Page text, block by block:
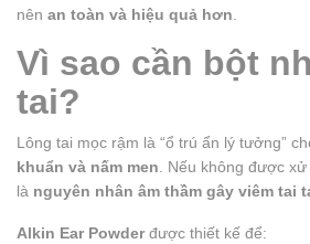
nên an toàn và hiệu quả hơn
Vì sao cần bột
tai?
Lông tai mọc rậm là “ổ trú ẩn lý tưởng”
khuẩn và nấm men . Nếu không được
là nguyên nhân âm thầm gây viêm tai
Alkin Ear Powderđược thiết kế để: